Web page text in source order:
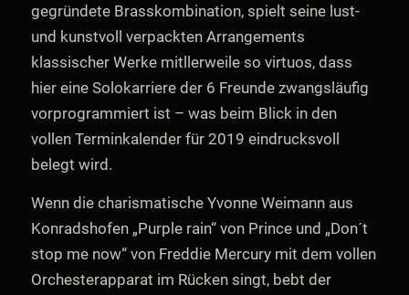
gegründete Brasskombination, spielt seine lust-
und kunstvoll verpackten Arrangements
klassischer Werke mitllerweile so virtuos, dass
hier eine Solokarriere der 6 Freunde zwangsläufig
vorprogrammiert ist – was beim Blick in den
vollen Terminkalender für 2019 eindrucksvoll
belegt wird.
Wenn die charismatische Yvonne Weimann aus
Konradshofen „Purple rain“ von Prince und „Don´t
stop me now“ von Freddie Mercury mit dem vollen
Orchesterapparat im Rücken singt, bebt der